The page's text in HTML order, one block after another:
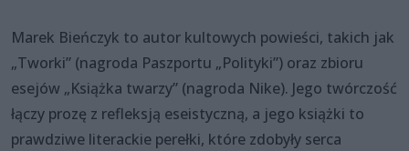
Marek Bieńczyk to autor kultowych powieści, takich jak
„Tworki” (nagroda Paszportu „Polityki”) oraz zbioru
esejów „Książka twarzy” (nagroda Nike). Jego twórczość
łączy prozę z refleksją eseistyczną, a jego książki to
prawdziwe literackie perełki, które zdobyły serca